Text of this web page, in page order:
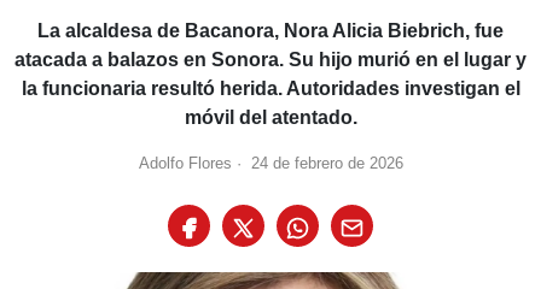
La alcaldesa de Bacanora, Nora Alicia Biebrich, fue
atacada a balazos en Sonora. Su hijo murió en el lugar y
la funcionaria resultó herida. Autoridades investigan el
móvil del atentado.
Adolfo Flores · 24 de febrero de 2026